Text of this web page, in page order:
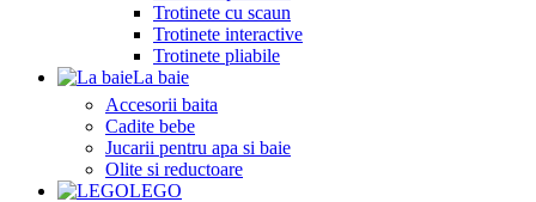
Trotinete cu scaun
Trotinete interactive
Trotinete pliabile
La baie
Accesorii baita
Cadite bebe
Jucarii pentru apa si baie
Olite si reductoare
LEGO